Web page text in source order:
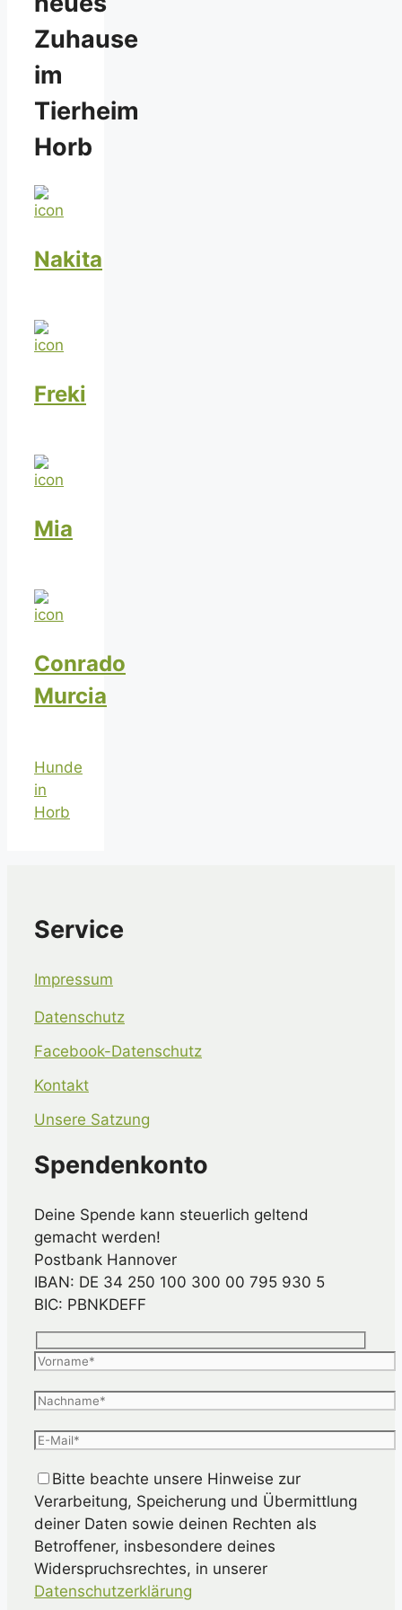
Zuhause
im
Tierheim
Horb
Nakita
Freki
Mia
Conrado
Murcia
Hunde
in
Horb
Service
Impressum
Datenschutz
Facebook-Datenschutz
Kontakt
Unsere Satzung
Spendenkonto
Deine Spende kann steuerlich geltend
gemacht werden!
Postbank Hannover
IBAN: DE 34 250 100 300 00 795 930 5
BIC: PBNKDEFF
Bitte beachte unsere Hinweise zur
Verarbeitung, Speicherung und Übermittlung
deiner Daten sowie deinen Rechten als
Betroffener, insbesondere deines
Widerspruchsrechtes, in unserer
Datenschutzerklärung